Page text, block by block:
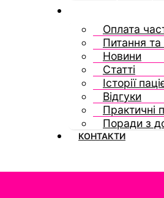
Оплата
Питання та
Новини
Статті
Історії
Відгуки
Практичні
Поради з
КОНТАКТИ